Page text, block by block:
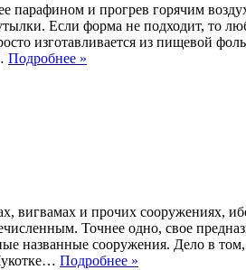
парафином и прогрев горячим
Если форма не подходит, то
изготавливается из пищевой
Подробнее »
вигвамах и прочих сооружениях,
Точнее одно, свое
названные сооружения. Дело в
Подробнее »